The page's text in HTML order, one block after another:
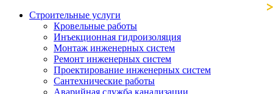
Строительные услуги
Кровельные работы
Инъекционная гидроизоляция
Монтаж инженерных систем
Ремонт инженерных систем
Проектирование инженерных систем
Сантехнические работы
Аварийная служба канализации